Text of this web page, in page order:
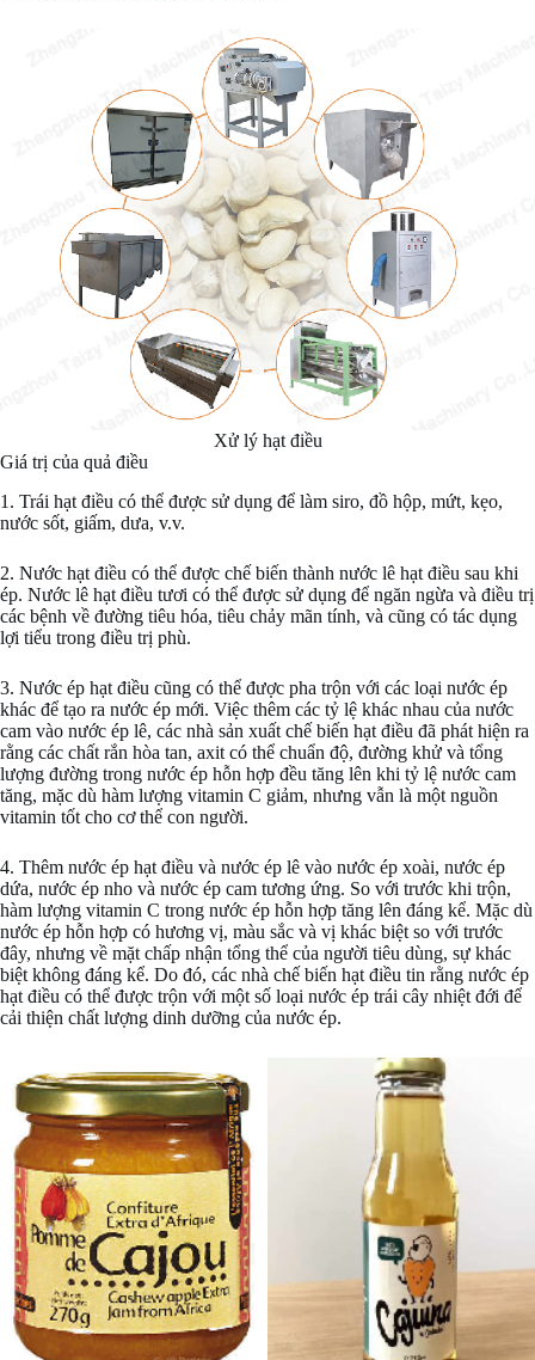
Xử lý hạt điều
Giá trị của quả điều
1. Trái hạt điều có thể được sử dụng để làm siro, đồ hộp, mứt, kẹo,
nước sốt, giấm, dưa, v.v.
2. Nước hạt điều có thể được chế biến thành nước lê hạt điều sau khi
ép. Nước lê hạt điều tươi có thể được sử dụng để ngăn ngừa và điều trị
các bệnh về đường tiêu hóa, tiêu chảy mãn tính, và cũng có tác dụng
lợi tiểu trong điều trị phù.
3. Nước ép hạt điều cũng có thể được pha trộn với các loại nước ép
khác để tạo ra nước ép mới. Việc thêm các tỷ lệ khác nhau của nước
cam vào nước ép lê, các nhà sản xuất chế biến hạt điều đã phát hiện ra
rằng các chất rắn hòa tan, axit có thể chuẩn độ, đường khử và tổng
lượng đường trong nước ép hỗn hợp đều tăng lên khi tỷ lệ nước cam
tăng, mặc dù hàm lượng vitamin C giảm, nhưng vẫn là một nguồn
vitamin tốt cho cơ thể con người.
4. Thêm nước ép hạt điều và nước ép lê vào nước ép xoài, nước ép
dứa, nước ép nho và nước ép cam tương ứng. So với trước khi trộn,
hàm lượng vitamin C trong nước ép hỗn hợp tăng lên đáng kể. Mặc dù
nước ép hỗn hợp có hương vị, màu sắc và vị khác biệt so với trước
đây, nhưng về mặt chấp nhận tổng thể của người tiêu dùng, sự khác
biệt không đáng kể. Do đó, các nhà chế biến hạt điều tin rằng nước ép
hạt điều có thể được trộn với một số loại nước ép trái cây nhiệt đới để
cải thiện chất lượng dinh dưỡng của nước ép.